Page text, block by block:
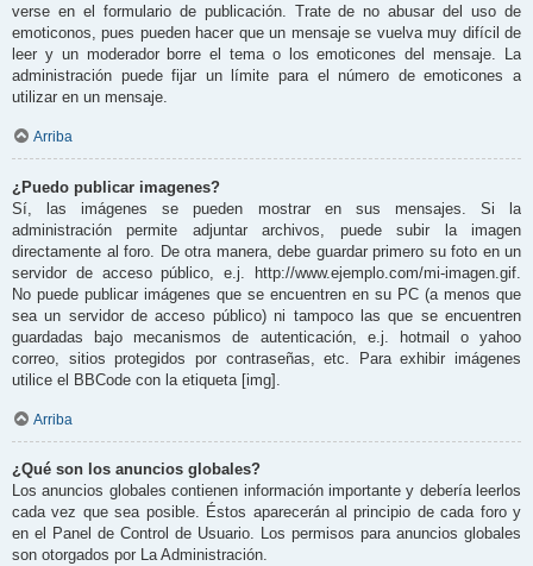
verse en el formulario de publicación. Trate de no abusar del uso de
emoticonos, pues pueden hacer que un mensaje se vuelva muy difícil de
leer y un moderador borre el tema o los emoticones del mensaje. La
administración puede fijar un límite para el número de emoticones a
utilizar en un mensaje.
Arriba
¿Puedo publicar imagenes?
Sí, las imágenes se pueden mostrar en sus mensajes. Si la
administración permite adjuntar archivos, puede subir la imagen
directamente al foro. De otra manera, debe guardar primero su foto en un
servidor de acceso público, e.j. http://www.ejemplo.com/mi-imagen.gif.
No puede publicar imágenes que se encuentren en su PC (a menos que
sea un servidor de acceso público) ni tampoco las que se encuentren
guardadas bajo mecanismos de autenticación, e.j. hotmail o yahoo
correo, sitios protegidos por contraseñas, etc. Para exhibir imágenes
utilice el BBCode con la etiqueta [img].
Arriba
¿Qué son los anuncios globales?
Los anuncios globales contienen información importante y debería leerlos
cada vez que sea posible. Éstos aparecerán al principio de cada foro y
en el Panel de Control de Usuario. Los permisos para anuncios globales
son otorgados por La Administración.